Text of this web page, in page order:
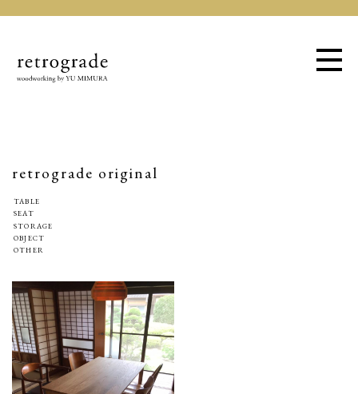
retrograde original
TABLE
SEAT
STORAGE
OBJECT
OTHER